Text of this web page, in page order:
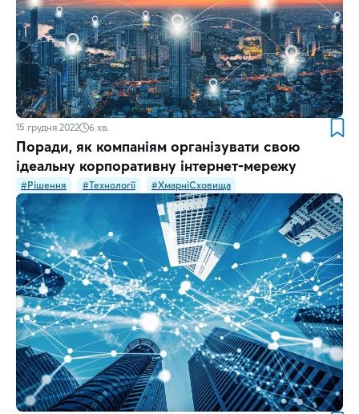
15 грудня 2022 6 хв.
Поради, як компаніям організувати свою
ідеальну корпоративну інтернет-мережу
#Рішення #Технології #ХмарніСховища